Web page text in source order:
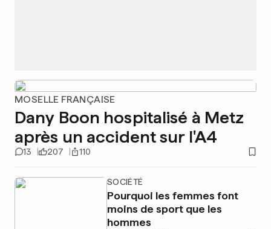
MOSELLE FRANÇAISE
Dany Boon hospitalisé à Metz
après un accident sur l'A4
13 207 110
SOCIÉTÉ
Pourquoi les femmes font
moins de sport que les
hommes